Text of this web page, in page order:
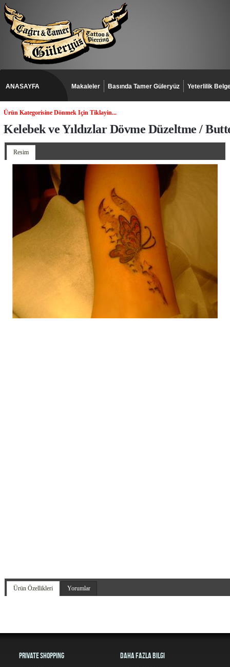
ANASAYFA Makaleler Basında Tamer Güleryüz Yeterlilik
Ürün Kategorisine Dönmek Için Tiklayin...
Kelebek ve Yıldızlar Dövme Düzeltme /
Resim
Ürün Özellikleri Yorumlar
Private Shopping Daha Fazla Bilgi